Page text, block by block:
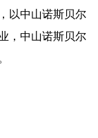
以中山诺斯贝尔
，中山诺斯贝尔